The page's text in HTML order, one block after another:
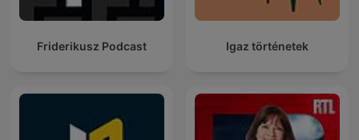
Friderikusz Podcast Igaz történetek